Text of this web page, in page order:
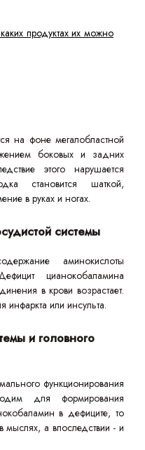
продуктах их можно
на фоне мегалобластной
боковых и задних
этого нарушается
становится шаткой,
в руках и ногах.
системы
аминокислоты
цианокобаламина
в крови возрастает.
инфаркта или инсульта.
и головного
функционирования
для формирования
в дефиците, то
мыслях, а впоследствии - и